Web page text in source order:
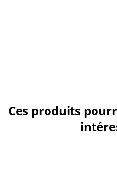
Ces produits